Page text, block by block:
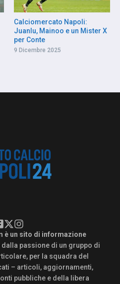
Calciomercato Napoli:
Juanlu, Mainoo e un Mister X
per Conte
9 Dicembre 2025
è un sito di informazione
dalla passione di un gruppo di
per la squadra del
– articoli, aggiornamenti,
pubbliche e della libera